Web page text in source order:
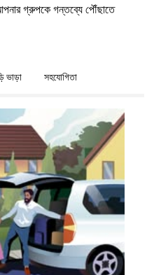
গ্রুপকে গন্তব্যে পৌঁছাতে
ভাড়া সহযোগিতা